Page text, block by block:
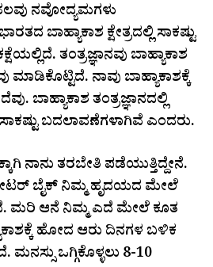
ಹಲವು ನವೋದ್ಯಮಗಳು
ಬಾಹ್ಯಾಕಾಶ ಕ್ಷೇತ್ರದಲ್ಲಿ ಸಾಕಷ್ಟು
ತಂತ್ರಜ್ಞಾನವು ಬಾಹ್ಯಾಕಾಶ
ನಾವು ಬಾಹ್ಯಾಕಾಶಕ್ಕೆ
ಬಾಹ್ಯಾಕಾಶ ತಂತ್ರಜ್ಞಾನದಲ್ಲಿ
ಬದಲಾವಣೆಗಳಾಗಿವೆ ಎಂದರು.
ನಾನು ತರಬೇತಿ ಪಡೆಯುತ್ತಿದ್ದೇನೆ.
ಬೈಕ್ ನಿಮ್ಮ ಹೃದಯದ ಮೇಲೆ
ಮರಿ ಆನೆ ನಿಮ್ಮ ಎದೆ ಮೇಲೆ ಕೂತ
ಹೋದ ಆರು ದಿನಗಳ ಬಳಿಕ
ಮನಸ್ಸು ಒಗ್ಗಿಕೊಳ್ಳಲು 8-10